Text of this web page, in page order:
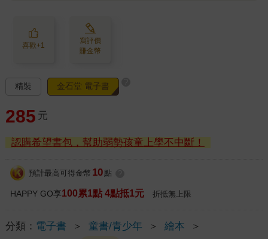
喜歡+1
寫評價
賺金幣
精裝 金石堂 電子書
285 元
認購希望書包，幫助弱勢孩童上學不中斷！
預計最高可得金幣 10 點
HAPPY GO享100累1點 4點抵1元 折抵無上限
分類： 電子書 ＞ 童書/青少年 ＞ 繪本
＞